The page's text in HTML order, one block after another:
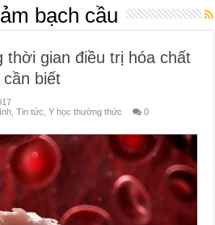
bạch cầu
thời gian điều trị hóa chất
biết
,Tin tức ,Y học thường thức
0